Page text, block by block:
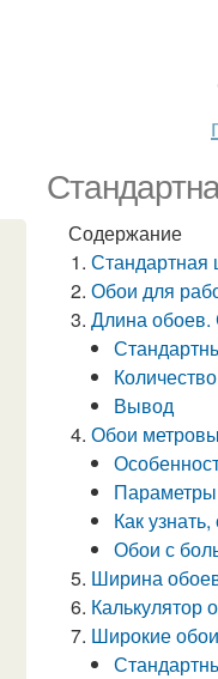
Содержание
Стандартная
Обои для
Длина обоев.
Вывод
Обои
Параметры
Как
Обои с
Ширина
Калькулятор
Широкие